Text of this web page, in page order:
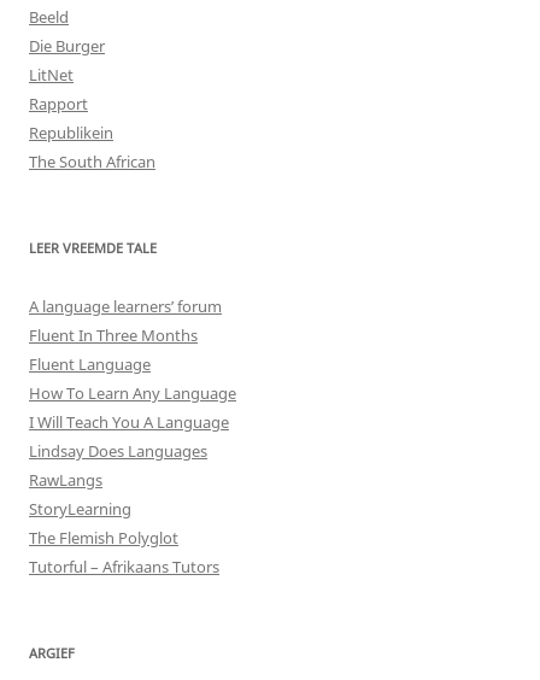
Beeld
Die Burger
LitNet
Rapport
Republikein
The South African
LEER VREEMDE TALE
A language learners’ forum
Fluent In Three Months
Fluent Language
How To Learn Any Language
I Will Teach You A Language
Lindsay Does Languages
RawLangs
StoryLearning
The Flemish Polyglot
Tutorful – Afrikaans Tutors
ARGIEF